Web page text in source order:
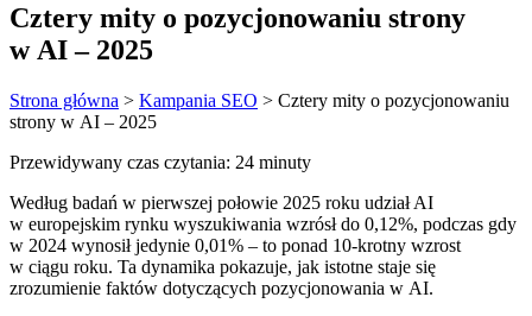
Cztery mity o pozycjonowaniu strony
w AI – 2025
Strona główna > Kampania SEO > Cztery mity o pozycjonowaniu
strony w AI – 2025
Przewidywany czas czytania: 24 minuty
Według badań w pierwszej połowie 2025 roku udział AI
w europejskim rynku wyszukiwania wzrósł do 0,12%, podczas gdy
w 2024 wynosił jedynie 0,01% – to ponad 10-krotny wzrost
w ciągu roku. Ta dynamika pokazuje, jak istotne staje się
zrozumienie faktów dotyczących pozycjonowania w AI.